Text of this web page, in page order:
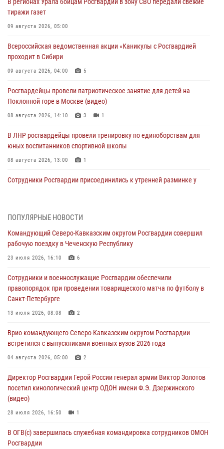
тиражи газет
09 августа 2026, 05:00
Всероссийская ведомственная акции «Каникулы с Росгвардией
проходит в Сибири
09 августа 2026, 04:00 5
Росгвардейцы провели патриотическое занятие для детей на
Поклонной горе в Москве (видео)
08 августа 2026, 14:10 3 1
В ЛНР росгвардейцы провели тренировку по единоборствам для
юных воспитанников спортивной школы
08 августа 2026, 13:00 1
Сотрудники Росгвардии присоединились к утренней разминке у
в честь юбилея ведомства
08 августа 2026, 09:03
медицины с учетом опыта СВО
08 августа 2026, 09:00 2
В Кабардино-Балкарии сотрудники Росгвардии провели турнир по
08 августа 2026, 07:00
Военнослужащие Софринской бригады Росгвардии встретились с
дорогой к Победе в СВО» (видео)
2 1
ПОПУЛЯРНЫЕ НОВОСТИ
Командующий Северо-Кавказским округом Росгвардии совершил
рабочую поездку в Чеченскую Республику
23 июля 2026, 16:10 6
Сотрудники и военнослужащие Росгвардии обеспечили
правопорядок при проведении товарищеского матча по футболу в
Санкт-Петербурге
13 июля 2026, 08:08 2
Врио командующего Северо-Кавказским округом Росгвардии
встретился с выпускниками военных вузов 2026 года
04 августа 2026, 05:00 2
Директор Росгвардии Герой России генерал армии Виктор Золотов
посетил кинологический центр ОДОН имени Ф.Э. Дзержинского
(видео)
28 июля 2026, 16:50 1
В ОГВ(с) завершилась служебная командировка сотрудников ОМОН
Росгвардии